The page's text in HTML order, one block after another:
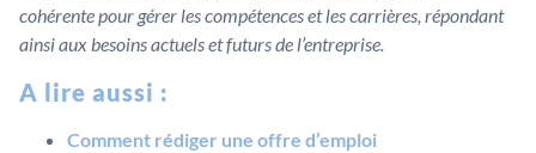
cohérente pour gérer les compétences et les carrières, répondant
ainsi aux besoins actuels et futurs de l’entreprise.
A lire aussi :
Comment rédiger une offre d’emploi